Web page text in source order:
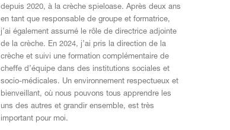
depuis 2020, à la crèche spieloase. Après deux ans
en tant que responsable de groupe et formatrice,
j’ai également assumé le rôle de directrice adjointe
de la crèche. En 2024, j’ai pris la direction de la
crèche et suivi une formation complémentaire de
cheffe d’équipe dans des institutions sociales et
socio-médicales. Un environnement respectueux et
bienveillant, où nous pouvons tous apprendre les
uns des autres et grandir ensemble, est très
important pour moi.